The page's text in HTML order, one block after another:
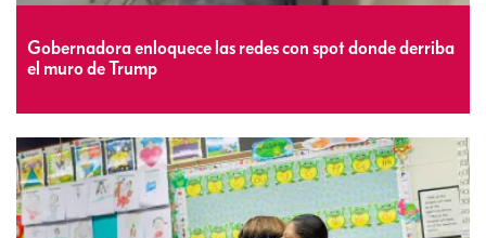
Gobernadora enloquece las redes con spot donde derriba
el muro de Trump